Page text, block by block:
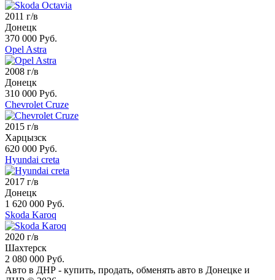
2011 г/в
Донецк
370 000 Руб.
Opel Astra
2008 г/в
Донецк
310 000 Руб.
Chevrolet Cruze
2015 г/в
Харцызск
620 000 Руб.
Hyundai creta
2017 г/в
Донецк
1 620 000 Руб.
Skoda Karoq
2020 г/в
Шахтерск
2 080 000 Руб.
Авто в ДНР - купить, продать, обменять авто в Донецке и